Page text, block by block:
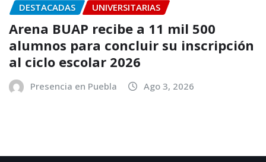
DESTACADAS UNIVERSITARIAS
Arena BUAP recibe a 11 mil 500
alumnos para concluir su inscripción
al ciclo escolar 2026
Presencia en Puebla Ago 3, 2026